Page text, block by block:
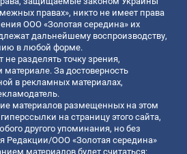
правах», никто не имеет права
ООО «Золотая середина» их
дальнейшему воспроизводству,
в любой форме.
не разделять точку зрения,
За достоверность
в рекламных материалах,
материалов размещенных на этом
на страницу этого сайта,
другого упоминания, но без
Редакции/ООО «Золотая середина»
материалов будет считаться: